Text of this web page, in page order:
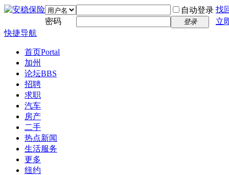
自动登录 找
密码
登录
立
快捷导航
首页Portal
加州
论坛BBS
招聘
求职
汽车
房产
二手
热点新闻
生活服务
更多
纽约